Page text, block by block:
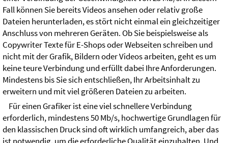
Fall können Sie bereits Videos ansehen oder relativ große
Dateien herunterladen, es stört nicht einmal ein gleichzeitiger
Anschluss von mehreren Geräten. Ob Sie beispielsweise als
Copywriter Texte für E-Shops oder Webseiten schreiben und
nicht mit der Grafik, Bildern oder Videos arbeiten, geht es um
keine teure Verbindung und erfüllt dabei Ihre Anforderungen.
Mindestens bis Sie sich entschließen, Ihr Arbeitsinhalt zu
erweitern und mit viel größeren Dateien zu arbeiten.
Für einen Grafiker ist eine viel schnellere Verbindung
erforderlich, mindestens 50 Mb/s, hochwertige Grundlagen für
den klassischen Druck sind oft wirklich umfangreich, aber das